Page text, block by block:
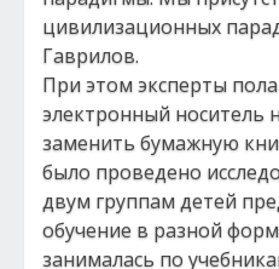
цивилизационных
Гаврилов.
При этом эксперты
электронный носитель
заменить бумажную
было проведено
двум группам детей
обучение в разной
занималась по